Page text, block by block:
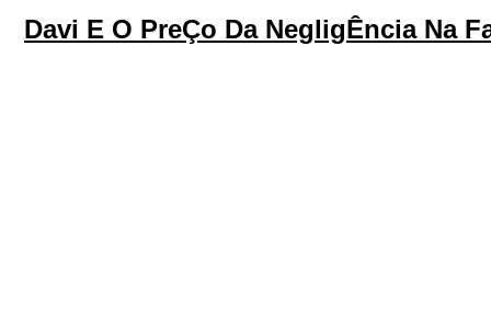
Davi E O PreÇo Da NegligÊncia Na